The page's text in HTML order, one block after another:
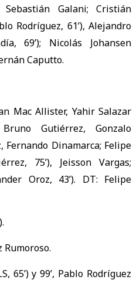
Sebastián Galani; Cristián
Rodríguez, 61’), Alejandro
69’); Nicolás Johansen
Caputto.
Mac Allister, Yahir Salazar
Gutiérrez, Gonzalo
Fernando Dinamarca; Felipe
75’), Jeisson Vargas;
Oroz, 43’). DT: Felipe
Rumoroso.
65’) y 99’, Pablo Rodríguez